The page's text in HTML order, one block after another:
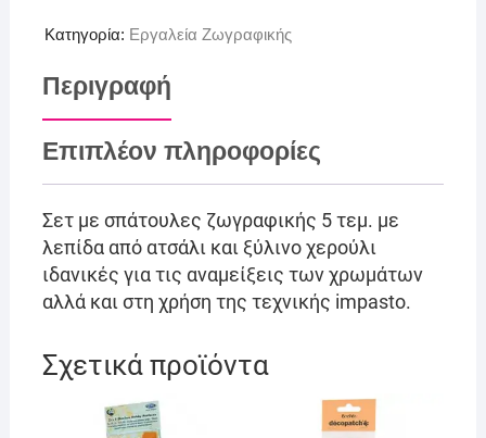
Κατηγορία: Εργαλεία Ζωγραφικής
Περιγραφή
Επιπλέον πληροφορίες
Σετ με σπάτουλες ζωγραφικής 5 τεμ. με
λεπίδα από ατσάλι και ξύλινο χερούλι
ιδανικές για τις αναμείξεις των χρωμάτων
αλλά και στη χρήση της τεχνικής impasto.
Σχετικά προϊόντα